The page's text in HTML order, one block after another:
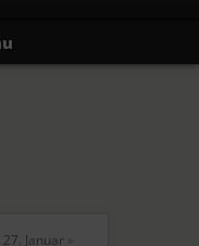
Januar »